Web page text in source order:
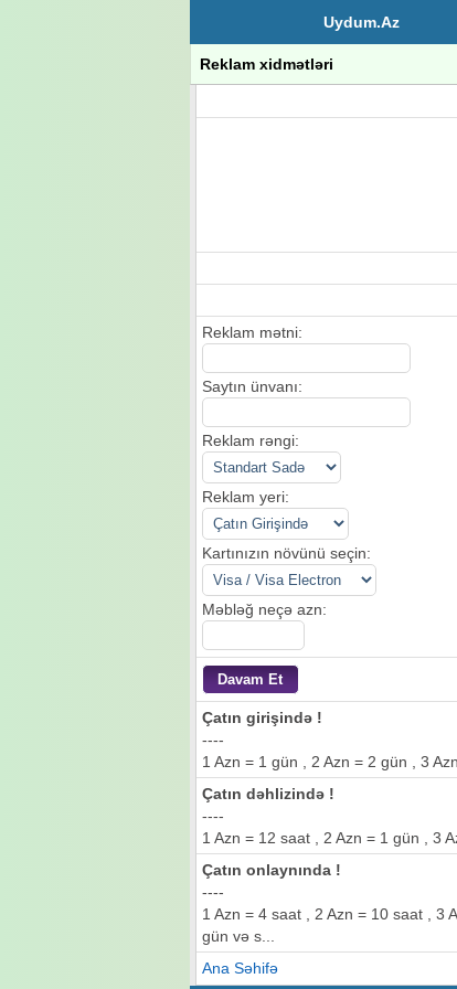
Uydum.Az
Reklam xidmətləri
Reklam mətni:
Saytın ünvanı:
Reklam rəngi:
Reklam yeri:
Kartınızın növünü seçin:
Məbləğ neçə azn:
Çatın girişində !
----
1 Azn = 1 gün , 2 Azn = 2 gün , 3
Çatın dəhlizində !
----
1 Azn = 12 saat , 2 Azn = 1 gün , 3
Çatın onlaynında !
----
1 Azn = 4 saat , 2 Azn = 10 saat , 3
gün və s...
Ana Səhifə